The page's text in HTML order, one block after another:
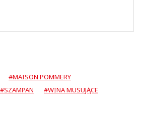
#MAISON POMMERY
#SZAMPAN #WINA MUSUJĄCE